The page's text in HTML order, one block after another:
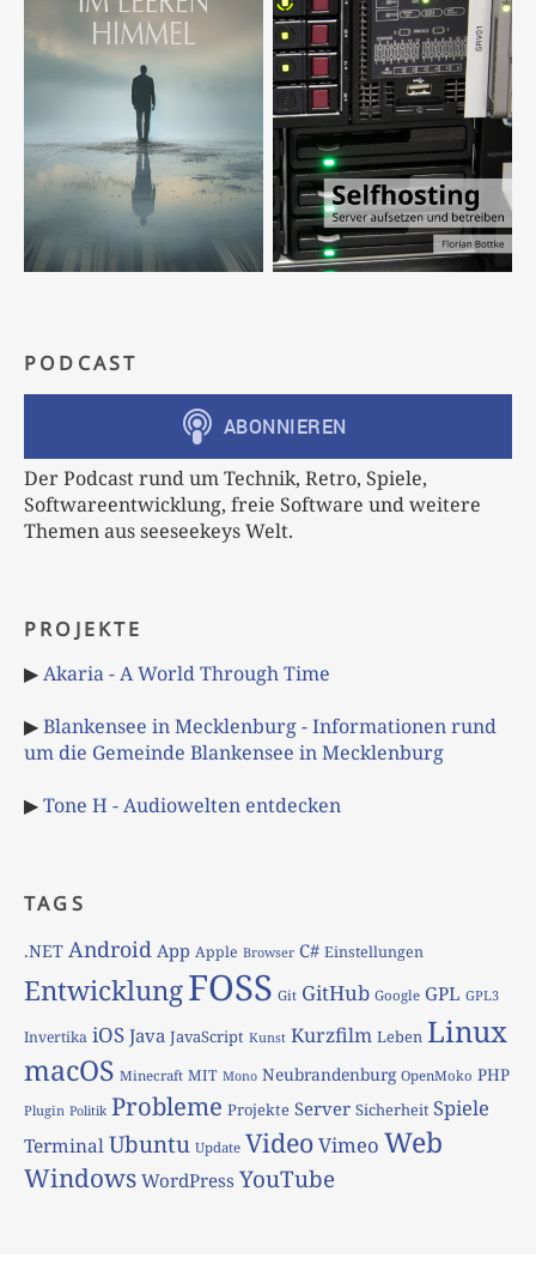
PODCAST
Der Podcast rund um Technik, Retro, Spiele,
Softwareentwicklung, freie Software und weitere
Themen aus seeseekeys Welt.
PROJEKTE
▶Akaria - A World Through Time
▶Blankensee in Mecklenburg - Informationen rund
um die Gemeinde Blankensee in Mecklenburg
▶Tone H - Audiowelten entdecken
TAGS
.NET Android App Apple Browser C# Einstellungen
EntwicklungFOSS Git GitHub Google GPL GPL3
Invertika iOS Java JavaScript Kunst Kurzfilm Leben Linux
macOS Minecraft MIT Mono Neubrandenburg OpenMoko PHP
Plugin Politik Probleme Projekte Server Sicherheit Spiele
TerminalUbuntu Update VideoVimeo Web
Windows WordPress YouTube